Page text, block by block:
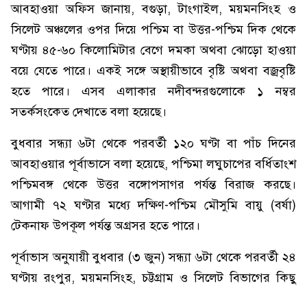
আবহাওয়া অফিস জানায়, বগুড়া, টাংগাইল, ময়মনসিংহ ও
সিলেট অঞ্চলের ওপর দিয়ে পশ্চিম বা উত্তর-পশ্চিম দিক থেকে
ঘণ্টায় ৪৫-৬০ কিলোমিটার বেগে দমকা অথবা ঝোড়ো হাওয়া
বয়ে যেতে পারে। একই সঙ্গে অস্থায়ীভাবে বৃষ্টি অথবা বজ্রবৃষ্টি
হতে পারে। এসব এলাকার নদীবন্দরগুলোকে ১ নম্বর
সতর্কসংকেত দেখাতে বলা হয়েছে।
বুধবার সন্ধ্যা ৬টা থেকে পরবর্তী ১২০ ঘণ্টা বা পাঁচ দিনের
আবহাওয়ার পূর্বাভাসে বলা হয়েছে, পশ্চিমা লঘুচাপের বর্ধিতাংশ
পশ্চিমবঙ্গ থেকে উত্তর বঙ্গোপসাগর পর্যন্ত বিরাজ করছে।
আগামী ৭২ ঘণ্টার মধ্যে দক্ষিণ-পশ্চিম মৌসুমি বায়ু (বর্ষা)
টেকনাফ উপকূল পর্যন্ত অগ্রসর হতে পারে।
পূর্বাভাস অনুযায়ী বুধবার (৩ জুন) সন্ধ্যা ৬টা থেকে পরবর্তী ২৪
ঘণ্টায় রংপুর, ময়মনসিংহ, চট্টগ্রাম ও সিলেট বিভাগের কিছু